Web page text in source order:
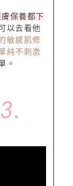
保養都下
以去看他
敏感肌修
純不刺激
。
3.